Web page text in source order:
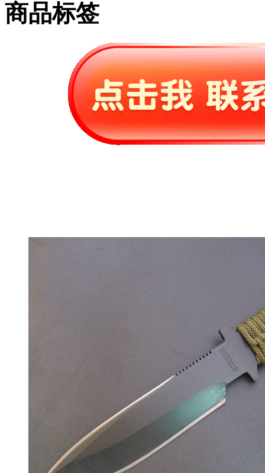
商品标签